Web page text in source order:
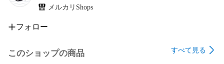
芙羽忍 「片想いの終わり方」
二村ヒトシ×碇雪絵×ホリィ・セン「ある人の炎上と二村ヒト
メルカリShops
フォロー
このショップの商品 すべて見る